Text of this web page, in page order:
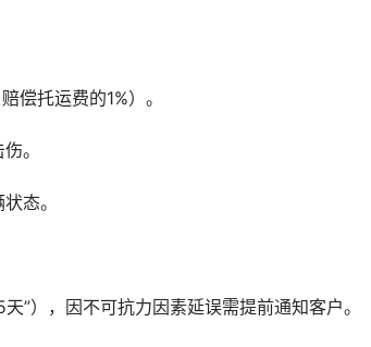
偿托运费的1%）。
。
态。
”），因不可抗力因素延误需提前通知客户。